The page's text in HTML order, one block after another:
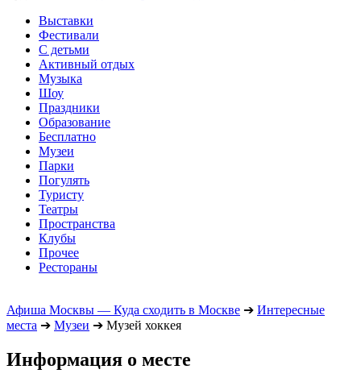
Выставки
Фестивали
С детьми
Активный отдых
Музыка
Шоу
Праздники
Образование
Бесплатно
Музеи
Парки
Погулять
Туристу
Театры
Пространства
Клубы
Прочее
Рестораны
Афиша Москвы — Куда сходить в Москве ➔ Интересные
места ➔ Музеи ➔ Музей хоккея
Информация о месте